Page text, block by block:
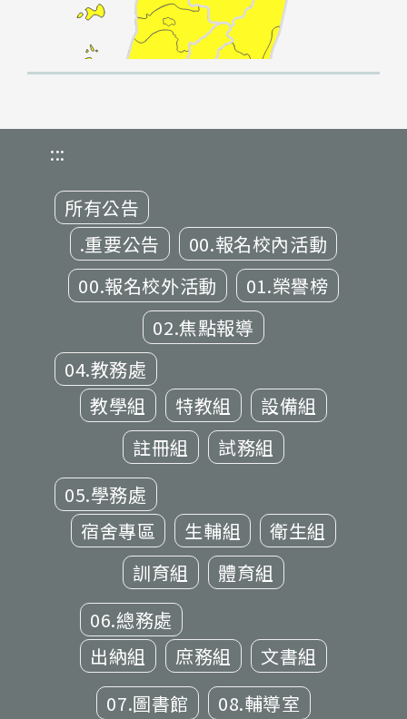
:::
所有公告
.重要公告
00.報名校內活動
00.報名校外活動
01.榮譽榜
02.焦點報導
04.教務處
教學組
特教組
設備組
註冊組
試務組
05.學務處
宿舍專區
生輔組
衛生組
訓育組
體育組
06.總務處
出納組
庶務組
文書組
07.圖書館
08.輔導室